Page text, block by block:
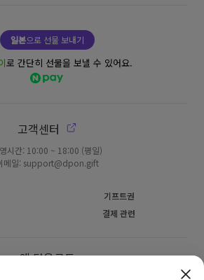
일본으로 선물 보내기
로 간단히 선물을 보낼 수 있어요.
고객센터
시간: 10:00 ~ 18:00 (평일)
메일: support@dpon.gift
기프트권
결제 관련
앱 다운로드